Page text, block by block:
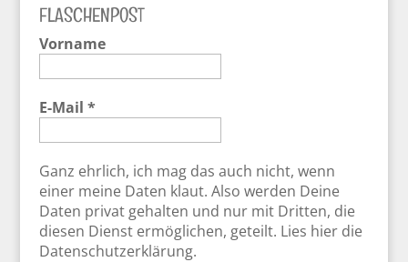
FLASCHENPOST
Vorname
E-Mail *
Ganz ehrlich, ich mag das auch nicht, wenn
einer meine Daten klaut. Also werden Deine
Daten privat gehalten und nur mit Dritten, die
diesen Dienst ermöglichen, geteilt. Lies hier die
Datenschutzerklärung.